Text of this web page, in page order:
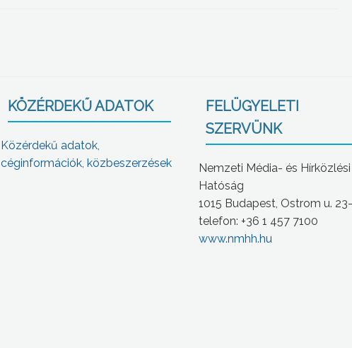
KÖZÉRDEKŰ ADATOK
Közérdekű adatok,
céginformációk, közbeszerzések
FELÜGYELETI
SZERVÜNK
Nemzeti Média- és Hírközlési
Hatóság
1015 Budapest, Ostrom u.
telefon: +36 1 457 7100
www.nmhh.hu